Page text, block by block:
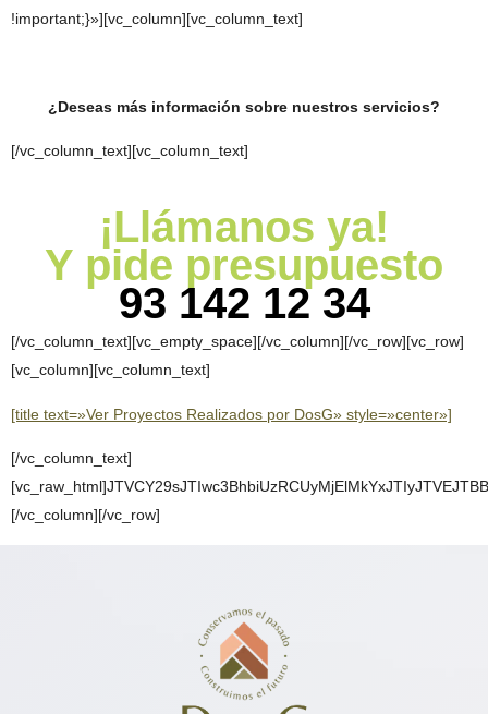
!important;}»][vc_column][vc_column_text]
¿Deseas más información sobre nuestros servicios?
[/vc_column_text][vc_column_text]
¡Llámanos ya!
Y pide presupuesto
93 142 12 34
[/vc_column_text][vc_empty_space][/vc_column][/vc_row][vc_row]
[vc_column][vc_column_text]
[title text=»Ver Proyectos Realizados por DosG» style=»center»]
[/vc_column_text]
[/vc_column][/vc_row]